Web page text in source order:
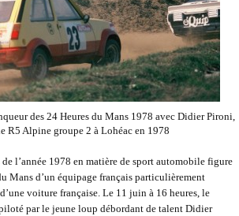
des 24 Heures du Mans 1978 avec Didier Pironi,
R5 Alpine groupe 2 à Lohéac en 1978
l’année 1978 en matière de sport automobile figure
Mans d’un équipage français particulièrement
voiture française. Le 11 juin à 16 heures, le
par le jeune loup débordant de talent Didier